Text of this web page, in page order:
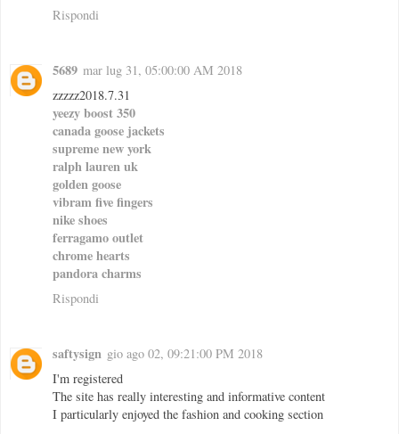
Rispondi
5689 mar lug 31, 05:00:00 AM 2018
zzzzz2018.7.31
yeezy boost 350
canada goose jackets
supreme new york
ralph lauren uk
golden goose
vibram five fingers
nike shoes
ferragamo outlet
chrome hearts
pandora charms
Rispondi
saftysign gio ago 02, 09:21:00 PM 2018
I'm registered
The site has really interesting and informative content
I particularly enjoyed the fashion and cooking section